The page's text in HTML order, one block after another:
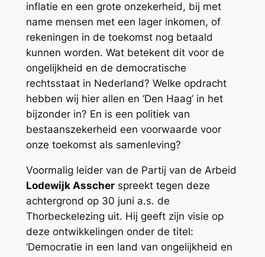
inflatie en een grote onzekerheid, bij met
name mensen met een lager inkomen, of
rekeningen in de toekomst nog betaald
kunnen worden. Wat betekent dit voor de
ongelijkheid en de democratische
rechtsstaat in Nederland? Welke opdracht
hebben wij hier allen en ‘Den Haag’ in het
bijzonder in? En is een politiek van
bestaanszekerheid een voorwaarde voor
onze toekomst als samenleving?
Voormalig leider van de Partij van de Arbeid
Lodewijk Asscherspreekt tegen deze
achtergrond op 30 juni a.s. de
Thorbeckelezing uit. Hij geeft zijn visie op
deze ontwikkelingen onder de titel:
‘Democratie in een land van ongelijkheid en